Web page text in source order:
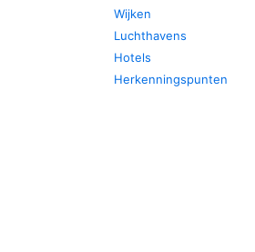
Wijken
Luchthavens
Hotels
Herkenningspunten